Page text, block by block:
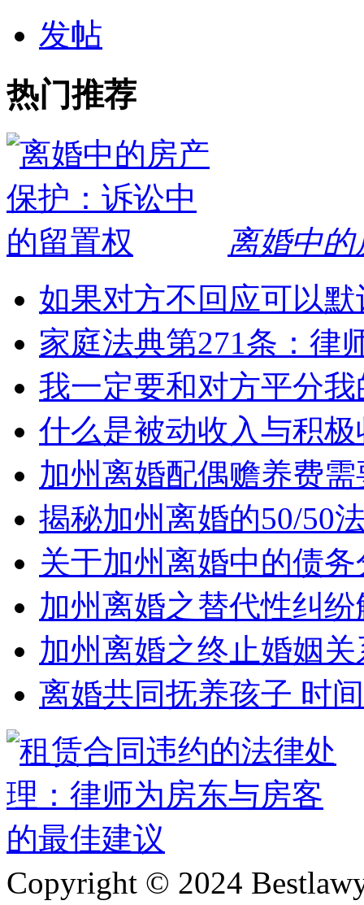
发帖
热门推荐
离婚中
如果对方不回应可以
家庭法典第271条：律
我一定要和对方平分
什么是被动收入与积
加州离婚配偶赡养费
揭秘加州离婚的50/50
关于加州离婚中的债
加州离婚之替代性纠
加州离婚之终止婚姻关
离婚共同抚养孩子 时
Copyright © 2024